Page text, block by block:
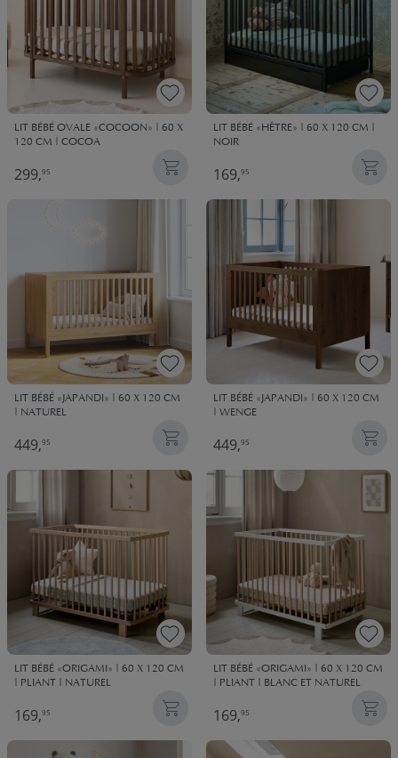
LIT BÉBÉ OVALE «COCOON» | 60 X
120 CM | COCOA
299,95
LIT BÉBÉ «HÊTRE» | 60 X 120 CM |
NOIR
169,95
LIT BÉBÉ «JAPANDI» | 60 X 120 CM
| NATUREL
449,95
LIT BÉBÉ «JAPANDI» | 60 X 120 CM
| WENGE
449,95
LIT BÉBÉ «ORIGAMI» | 60 X 120 CM
| PLIANT | NATUREL
169,95
LIT BÉBÉ «ORIGAMI» | 60 X 120 CM
| PLIANT | BLANC ET NATUREL
169,95